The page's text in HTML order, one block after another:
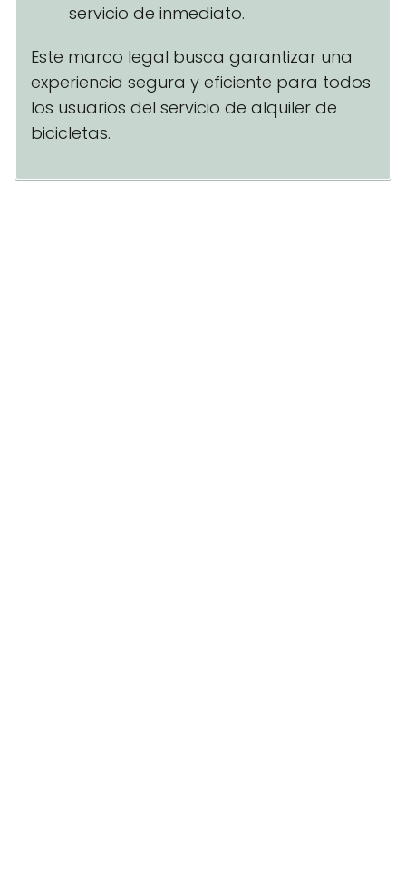
servicio de inmediato.
Este marco legal busca garantizar una
experiencia segura y eficiente para todos
los usuarios del servicio de alquiler de
bicicletas.